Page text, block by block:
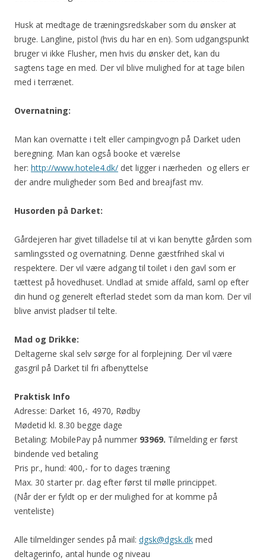
Husk at medtage de træningsredskaber som du ønsker at
bruge. Langline, pistol (hvis du har en en). Som udgangspunkt
bruger vi ikke Flusher, men hvis du ønsker det, kan du
sagtens tage en med. Der vil blive mulighed for at tage bilen
med i terrænet.
Overnatning:
Man kan overnatte i telt eller campingvogn på Darket uden
beregning. Man kan også booke et værelse
her: http://www.hotele4.dk/ det ligger i nærheden og ellers er
der andre muligheder som Bed and breajfast mv.
Husorden på Darket:
Gårdejeren har givet tilladelse til at vi kan benytte gården som
samlingssted og overnatning. Denne gæstfrihed skal vi
respektere. Der vil være adgang til toilet i den gavl som er
tættest på hovedhuset. Undlad at smide affald, saml op efter
din hund og generelt efterlad stedet som da man kom. Der vil
blive anvist pladser til telte.
Mad og Drikke:
Deltagerne skal selv sørge for al forplejning. Der vil være
gasgril på Darket til fri afbenyttelse
Praktisk Info
Adresse: Darket 16, 4970, Rødby
Mødetid kl. 8.30 begge dage
Betaling: MobilePay på nummer 93969. Tilmelding er først
bindende ved betaling
Pris pr., hund: 400,- for to dages træning
Max. 30 starter pr. dag efter først til mølle princippet.
(Når der er fyldt op er der mulighed for at komme på
venteliste)
Alle tilmeldinger sendes på mail: dgsk@dgsk.dk med
deltagerinfo, antal hunde og niveau